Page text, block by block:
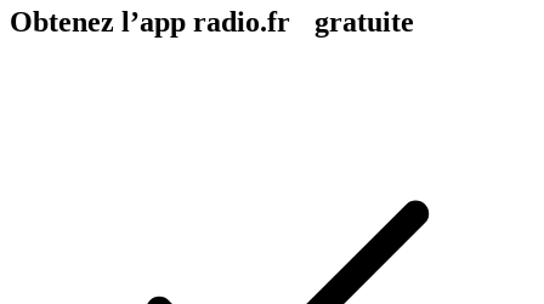
Obtenez l’app radio.fr gratuite